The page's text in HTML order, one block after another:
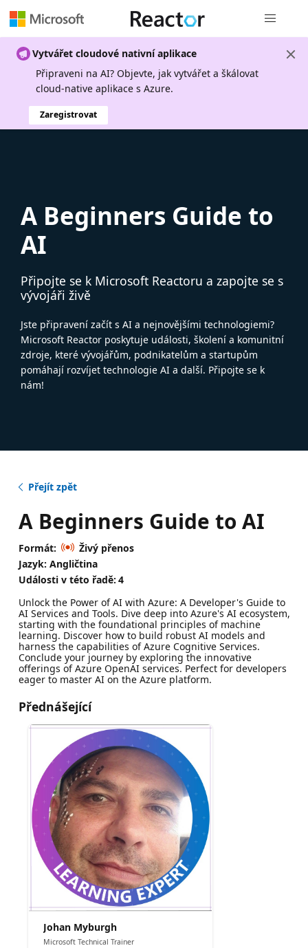
Vytvářet cloudové nativní aplikace
Připraveni na AI? Objevte, jak vytvářet a škálovat
cloud-native aplikace s Azure.
Zaregistrovat
A Beginners Guide to
AI
Připojte se k Microsoft Reactoru a zapojte se s
vývojáři živě
Jste připravení začít s AI a nejnovějšími technologiemi?
Microsoft Reactor poskytuje události, školení a komunitní
zdroje, které vývojářům, podnikatelům a startupům
pomáhají rozvíjet technologie AI a další. Připojte se k
nám!
Přejít zpět
A Beginners Guide to AI
Formát:
Živý přenos
Jazyk: Angličtina
Události v této řadě: 4
Unlock the Power of AI with Azure: A Developer's Guide to
AI Services and Tools. Dive deep into Azure's AI ecosystem,
starting with the foundational principles of machine
learning. Discover how to build robust AI models and
harness the capabilities of Azure Cognitive Services.
Conclude your journey by exploring the innovative
offerings of Azure OpenAI services. Perfect for developers
eager to master AI on the Azure platform.
Přednášející
Johan Myburgh
Microsoft Technical Trainer